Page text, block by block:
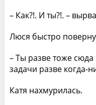
– Как?!. И ты?!. –
Люся быстро
– Ты разве тоже сюда
задачи разве когда-
Катя нахмурилась.